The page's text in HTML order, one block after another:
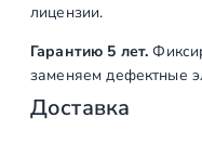
лицензии.
Гарантию 5 лет.
заменяем дефектные
Доставка